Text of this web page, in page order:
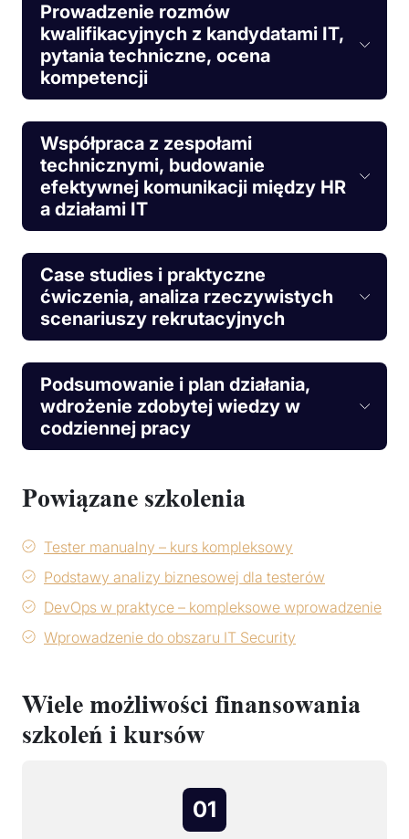
Prowadzenie rozmów
kwalifikacyjnych z kandydatami IT,
pytania techniczne, ocena
kompetencji
Współpraca z zespołami
technicznymi, budowanie
efektywnej komunikacji między HR
a działami IT
Case studies i praktyczne
ćwiczenia, analiza rzeczywistych
scenariuszy rekrutacyjnych
Podsumowanie i plan działania,
wdrożenie zdobytej wiedzy w
codziennej pracy
Powiązane szkolenia
Tester manualny – kurs kompleksowy
Podstawy analizy biznesowej dla testerów
DevOps w praktyce – kompleksowe wprowadzenie
Wprowadzenie do obszaru IT Security
Wiele możliwości finansowania
szkoleń i kursów
01